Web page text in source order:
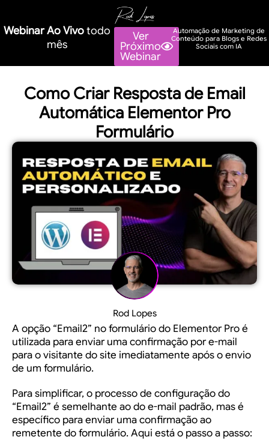
Webinar Ao Vivotodo
mês
Ver
Próximo
Webinar
Automação de Marketing de
Conteúdo para Blogs e Redes
Sociais com IA
Como Criar Resposta de Email
Automática Elementor Pro
Formulário
Rod Lopes
A opção “Email2” no formulário do Elementor Pro é
utilizada para enviar uma confirmação por e-mail
para o visitante do site imediatamente após o envio
de um formulário.
Para simplificar, o processo de configuração do
“Email2” é semelhante ao do e-mail padrão, mas é
específico para enviar uma confirmação ao
remetente do formulário. Aqui está o passo a passo: